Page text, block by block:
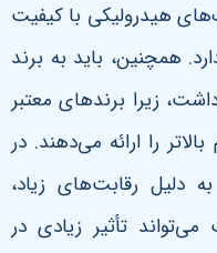
هیدرولیکی با کیفیت
همچنین، باید به برند
زیرا برندهای معتبر
را ارائه می‌دهند. در
دلیل رقابت‌های زیاد،
تأثیر زیادی در